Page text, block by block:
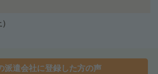
派遣会社に登録した方の声